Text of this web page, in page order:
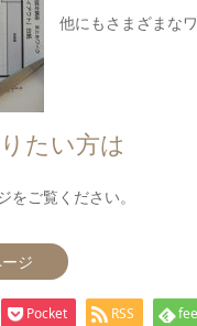
他にもさまざまな
たい方は
ご覧ください。
ジ
Pocket RSS